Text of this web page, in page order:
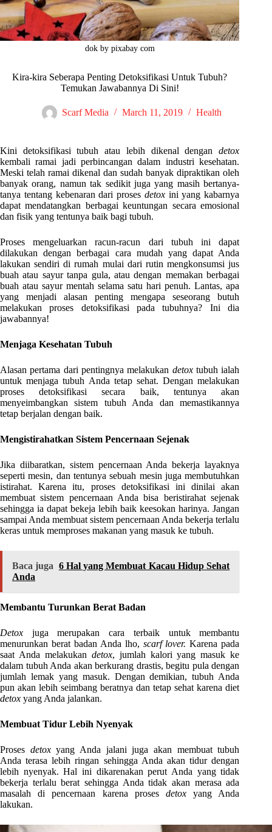
dok by pixabay com
Kira-kira Seberapa Penting Detoksifikasi Untuk Tubuh?
Temukan Jawabannya Di Sini!
Scarf Media March 11, 2019 Health
Kini detoksifikasi tubuh atau lebih dikenal dengandetox
kembali ramai jadi perbincangan dalam industri kesehatan.
Meski telah ramai dikenal dan sudah banyak dipraktikan oleh
banyak orang, namun tak sedikit juga yang masih bertanya-
tanya tentang kebenaran dari proses detoxini yang kabarnya
dapat mendatangkan berbagai keuntungan secara emosional
dan fisik yang tentunya baik bagi tubuh.
Proses mengeluarkan racun-racun dari tubuh ini dapat
dilakukan dengan berbagai cara mudah yang dapat Anda
lakukan sendiri di rumah mulai dari rutin mengkonsumsi jus
buah atau sayur tanpa gula, atau dengan memakan berbagai
buah atau sayur mentah selama satu hari penuh. Lantas, apa
yang menjadi alasan penting mengapa seseorang butuh
melakukan proses detoksifikasi pada tubuhnya? Ini dia
jawabannya!
Menjaga Kesehatan Tubuh
Alasan pertama dari pentingnya melakukan detoxtubuh ialah
untuk menjaga tubuh Anda tetap sehat. Dengan melakukan
proses detoksifikasi secara baik, tentunya akan
menyeimbangkan sistem tubuh Anda dan memastikannya
tetap berjalan dengan baik.
Mengistirahatkan Sistem Pencernaan Sejenak
Jika diibaratkan, sistem pencernaan Anda bekerja layaknya
seperti mesin, dan tentunya sebuah mesin juga membutuhkan
istirahat. Karena itu, proses detoksifikasi ini dinilai akan
membuat sistem pencernaan Anda bisa beristirahat sejenak
sehingga ia dapat bekeja lebih baik keesokan harinya. Jangan
sampai Anda membuat sistem pencernaan Anda bekerja terlalu
keras untuk memproses makanan yang masuk ke tubuh.
Baca juga 6 Hal yang Membuat Kacau Hidup Sehat
Anda
Membantu Turunkan Berat Badan
Detox juga merupakan cara terbaik untuk membantu
menurunkan berat badan Anda lho, scarf lover. Karena pada
saat Anda melakukan detox, jumlah kalori yang masuk ke
dalam tubuh Anda akan berkurang drastis, begitu pula dengan
jumlah lemak yang masuk. Dengan demikian, tubuh Anda
pun akan lebih seimbang beratnya dan tetap sehat karena diet
detox yang Anda jalankan.
Membuat Tidur Lebih Nyenyak
Proses detoxyang Anda jalani juga akan membuat tubuh
Anda terasa lebih ringan sehingga Anda akan tidur dengan
lebih nyenyak. Hal ini dikarenakan perut Anda yang tidak
bekerja terlalu berat sehingga Anda tidak akan merasa ada
masalah di pencernaan karena proses detoxyang Anda
lakukan.